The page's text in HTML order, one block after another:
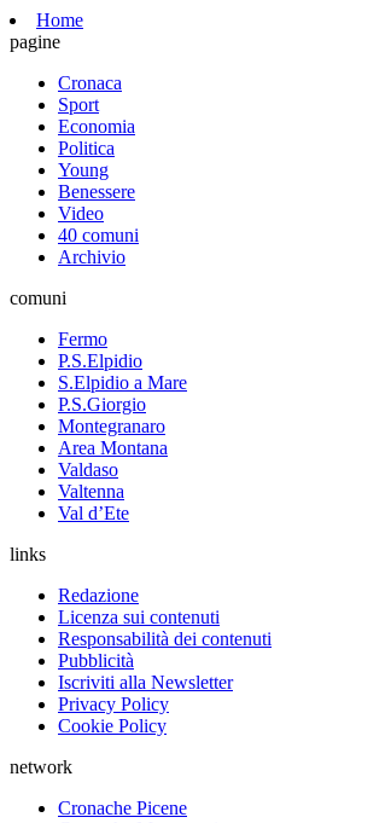
Home
pagine
Cronaca
Sport
Economia
Politica
Young
Benessere
Video
40 comuni
Archivio
comuni
Fermo
P.S.Elpidio
S.Elpidio a Mare
P.S.Giorgio
Montegranaro
Area Montana
Valdaso
Valtenna
Val d’Ete
links
Redazione
Licenza sui contenuti
Responsabilità dei contenuti
Pubblicità
Iscriviti alla Newsletter
Privacy Policy
Cookie Policy
network
Cronache Picene